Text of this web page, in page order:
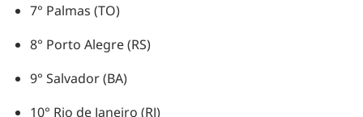
7° Palmas (TO)
8° Porto Alegre (RS)
9° Salvador (BA)
10° Rio de Janeiro (RJ)